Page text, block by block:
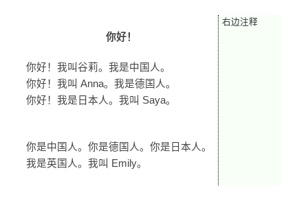
你好！
你好！我叫谷莉。我是中国人。
你好！我叫 Anna。我是德国人。
你好！我是日本人。我叫 Saya。
你是中国人。你是德国人。你是日本人。
我是英国人。我叫 Emily。
右边注释